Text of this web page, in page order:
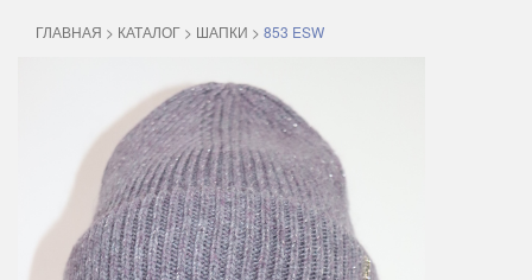
ГЛАВНАЯ > КАТАЛОГ > ШАПКИ > 853 ESW